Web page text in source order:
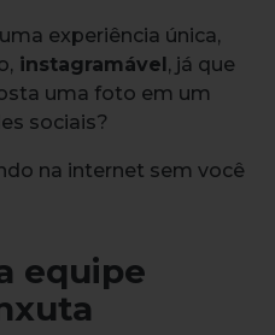
experiência única,
instagramável, já que
uma foto em um
sociais?
na internet sem você
equipe